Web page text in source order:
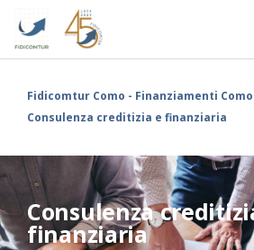
Fidicomtur Como - Finanziamenti Como
Consulenza creditizia e finanziaria
Consulenza
finanziaria